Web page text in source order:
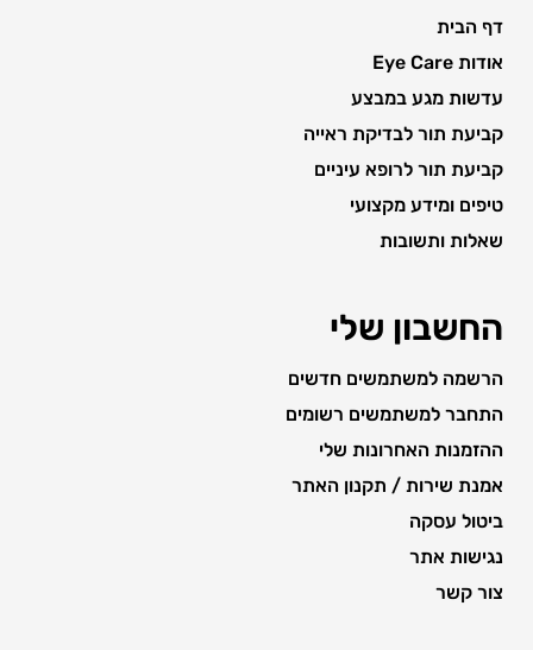
דף הבית
אודות Eye Care
עדשות מגע במבצע
קביעת תור לבדיקת ראייה
קביעת תור לרופא עיניים
טיפים ומידע מקצועי
שאלות ותשובות
החשבון שלי
הרשמה למשתמשים חדשים
התחבר למשתמשים רשומים
ההזמנות האחרונות שלי
אמנת שירות / תקנון האתר
ביטול עסקה
נגישות אתר
צור קשר